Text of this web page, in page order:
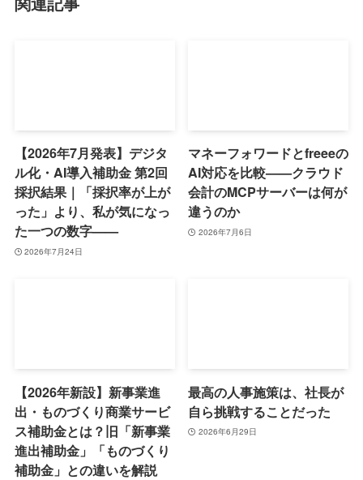
【2026年7月発表】デジタ
ル化・AI導入補助金 第2回
採択結果｜「採択率が上が
った」より、私が気になっ
た一つの数字——
2026年7月24日
マネーフォワードとfreeeの
AI対応を比較——クラウド
会計のMCPサーバーは何が
違うのか
2026年7月6日
【2026年新設】新事業進
出・ものづくり商業サービ
ス補助金とは？旧「新事業
進出補助金」「ものづくり
補助金」との違いを解説
最高の人事施策は、社長が
自ら挑戦することだった
2026年6月29日